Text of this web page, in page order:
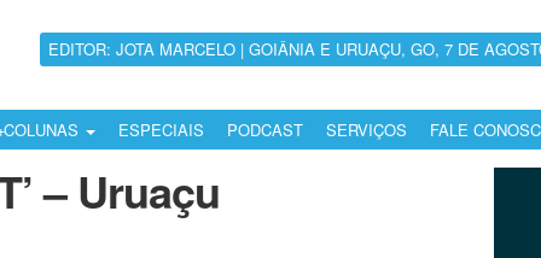
EDITOR: JOTA MARCELO | GOIÂNIA E URUAÇU, GO, 7 DE
COLUNAS ESPECIAIS PODCAST SERVIÇOS FALE
– Uruaçu